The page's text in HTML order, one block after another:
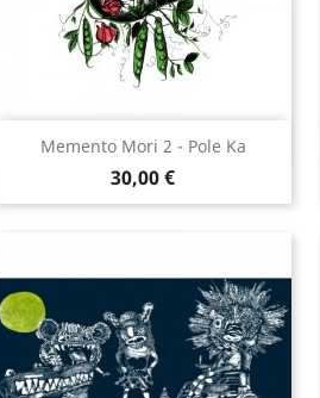
Memento Mori 2 - Pole Ka
Prix
30,00 €
Aperçu rapide